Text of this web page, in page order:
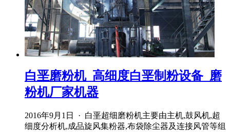
白垩磨粉机_高细度白垩制粉设备_磨
粉机厂家机器
2016年9月1日 · 白垩超细磨粉机主要由主机,鼓风机,超
细度分析机,成品旋风集粉器,布袋除尘器及连接风管等组